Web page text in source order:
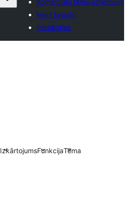
Komerciālu tēmu uzņēmumi
Mani favorīti
Pieslēgties
IzkārtojumsFunkcijaTēma